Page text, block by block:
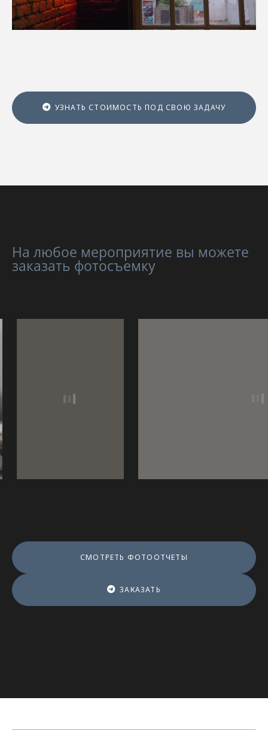
УЗНАТЬ СТОИМОСТЬ ПОД СВОЮ ЗАДАЧУ
На любое мероприятие вы можете
заказать фотосъемку
СМОТРЕТЬ ФОТООТЧЕТЫ
ЗАКАЗАТЬ